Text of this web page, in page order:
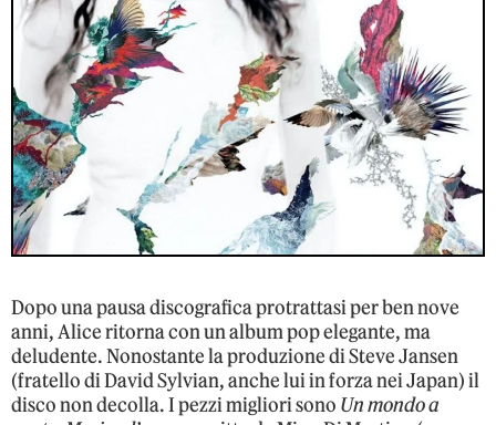
Dopo una pausa discografica protrattasi per ben nove
anni, Alice ritorna con un album pop elegante, ma
deludente. Nonostante la produzione di Steve Jansen
(fratello di David Sylvian, anche lui in forza nei Japan) il
disco non decolla. I pezzi migliori sono Un mondo a